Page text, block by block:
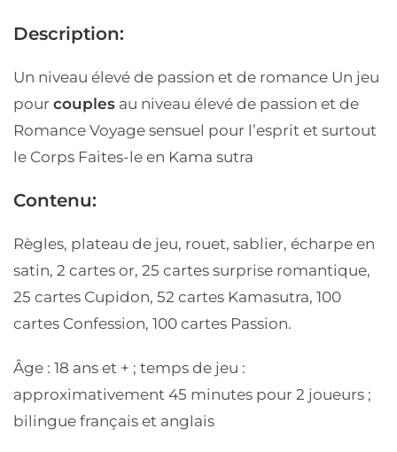
Description:
Un niveau élevé de passion et de romance Un jeu
pour couples au niveau élevé de passion et de
Romance Voyage sensuel pour l’esprit et surtout
le Corps Faites-le en Kama sutra
Contenu:
Règles, plateau de jeu, rouet, sablier, écharpe en
satin, 2 cartes or, 25 cartes surprise romantique,
25 cartes Cupidon, 52 cartes Kamasutra, 100
cartes Confession, 100 cartes Passion.
Âge : 18 ans et + ; temps de jeu :
approximativement 45 minutes pour 2 joueurs ;
bilingue français et anglais